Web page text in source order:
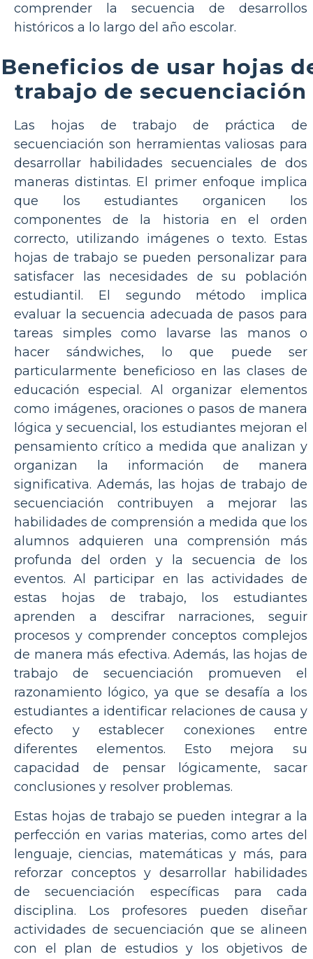
comprender la secuencia de desarrollos
históricos a lo largo del año escolar.
Beneficios de usar hojas
trabajo de secuenciación
Las hojas de trabajo de práctica de
secuenciación son herramientas valiosas para
desarrollar habilidades secuenciales de dos
maneras distintas. El primer enfoque implica
que los estudiantes organicen los
componentes de la historia en el orden
correcto, utilizando imágenes o texto. Estas
hojas de trabajo se pueden personalizar para
satisfacer las necesidades de su población
estudiantil. El segundo método implica
evaluar la secuencia adecuada de pasos para
tareas simples como lavarse las manos o
hacer sándwiches, lo que puede ser
particularmente beneficioso en las clases de
educación especial. Al organizar elementos
como imágenes, oraciones o pasos de manera
lógica y secuencial, los estudiantes mejoran el
pensamiento crítico a medida que analizan y
organizan la información de manera
significativa. Además, las hojas de trabajo de
secuenciación contribuyen a mejorar las
habilidades de comprensión a medida que los
alumnos adquieren una comprensión más
profunda del orden y la secuencia de los
eventos. Al participar en las actividades de
estas hojas de trabajo, los estudiantes
aprenden a descifrar narraciones, seguir
procesos y comprender conceptos complejos
de manera más efectiva. Además, las hojas de
trabajo de secuenciación promueven el
razonamiento lógico, ya que se desafía a los
estudiantes a identificar relaciones de causa y
efecto y establecer conexiones entre
diferentes elementos. Esto mejora su
capacidad de pensar lógicamente, sacar
conclusiones y resolver problemas.
Estas hojas de trabajo se pueden integrar a la
perfección en varias materias, como artes del
lenguaje, ciencias, matemáticas y más, para
reforzar conceptos y desarrollar habilidades
de secuenciación específicas para cada
disciplina. Los profesores pueden diseñar
actividades de secuenciación que se alineen
con el plan de estudios y los objetivos de